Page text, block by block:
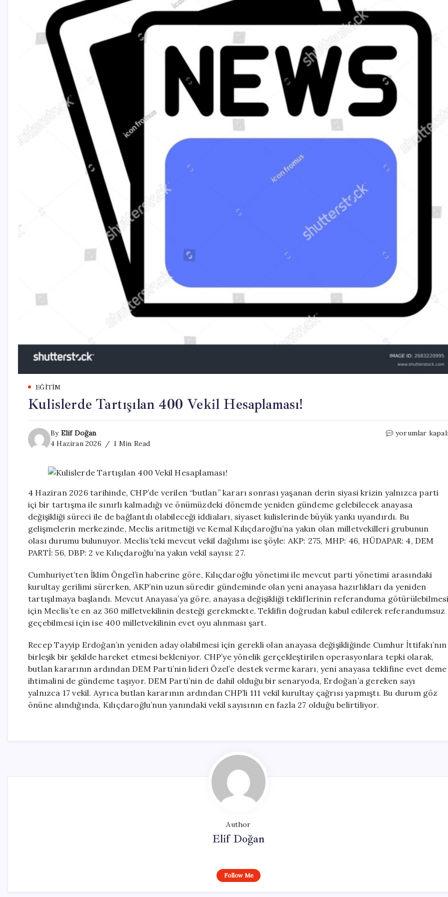
EĞITIM
Kulislerde Tartışılan 400 Vekil Hesaplaması!
By Elif Doğan
4 Haziran 2026
1 Min Read
Kulislerde
yorumlar
4 Haziran 2026 tarihinde, CHP’de verilen “butlan” kararı sonrası yaşanan derin siyasi krizin yalnızca parti
içi bir tartışma ile sınırlı kalmadığı ve önümüzdeki dönemde yeniden gündeme gelebilecek anayasa
değişikliği süreci ile de bağlantılı olabileceği iddiaları, siyaset kulislerinde büyük yankı uyandırdı. Bu
gelişmelerin merkezinde, Meclis aritmetiği ve Kemal Kılıçdaroğlu’na yakın olan milletvekilleri grubunun
olası durumu bulunuyor. Meclis’teki mevcut vekil dağılımı ise şöyle: AKP: 275, MHP: 46, HÜDAPAR: 4, DEM
PARTİ: 56, DBP: 2 ve Kılıçdaroğlu’na yakın vekil sayısı: 27.
Cumhuriyet’ten İklim Öngel’in haberine göre, Kılıçdaroğlu yönetimi ile mevcut parti yönetimi arasındaki
kurultay gerilimi sürerken, AKP’nin uzun süredir gündeminde olan yeni anayasa hazırlıkları da yeniden
tartışılmaya başlandı. Mevcut Anayasa’ya göre, anayasa değişikliği tekliflerinin referanduma
için Meclis’te en az 360 milletvekilinin desteği gerekmekte. Teklifin doğrudan kabul edilerek referandumsuz
geçebilmesi için ise 400 milletvekilinin evet oyu alınması şart.
Recep Tayyip Erdoğan’ın yeniden aday olabilmesi için gerekli olan anayasa değişikliğinde Cumhur İttifakı’nın
birleşik bir şekilde hareket etmesi bekleniyor. CHP’ye yönelik gerçekleştirilen operasyonlara tepki olarak,
butlan kararının ardından DEM Parti’nin lideri Özel’e destek verme kararı, yeni anayasa teklifine evet deme
ihtimalini de gündeme taşıyor. DEM Parti’nin de dahil olduğu bir senaryoda, Erdoğan’a gereken sayı
yalnızca 17 vekil. Ayrıca butlan kararının ardından CHP’li 111 vekil kurultay çağrısı yapmıştı. Bu durum göz
önüne alındığında, Kılıçdaroğlu’nun yanındaki vekil sayısının en fazla 27 olduğu belirtiliyor.
Author
Elif Doğan
Follow Me